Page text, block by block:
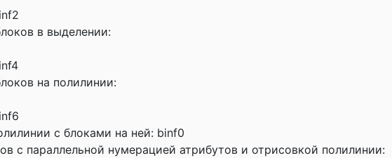
в выделении:
на полилинии:
с блоками на ней: binf0
с параллельной нумерацией атрибутов и отрисовкой полилинии: